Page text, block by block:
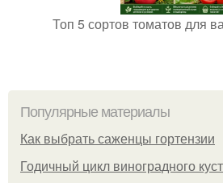
Топ 5 сортов томатов для
Популярные материалы
Как выбрать саженцы гортензии
Годичный цикл виноградного